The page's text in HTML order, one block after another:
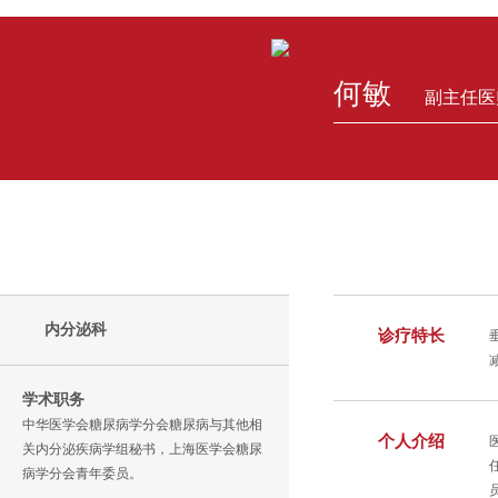
内分泌科
学术职务
中华医学会糖尿病学分会糖尿病与其他相
关内分泌疾病学组秘书，上海医学会糖尿
病学分会青年委员。
何敏 副主任
诊疗特长
个人介绍